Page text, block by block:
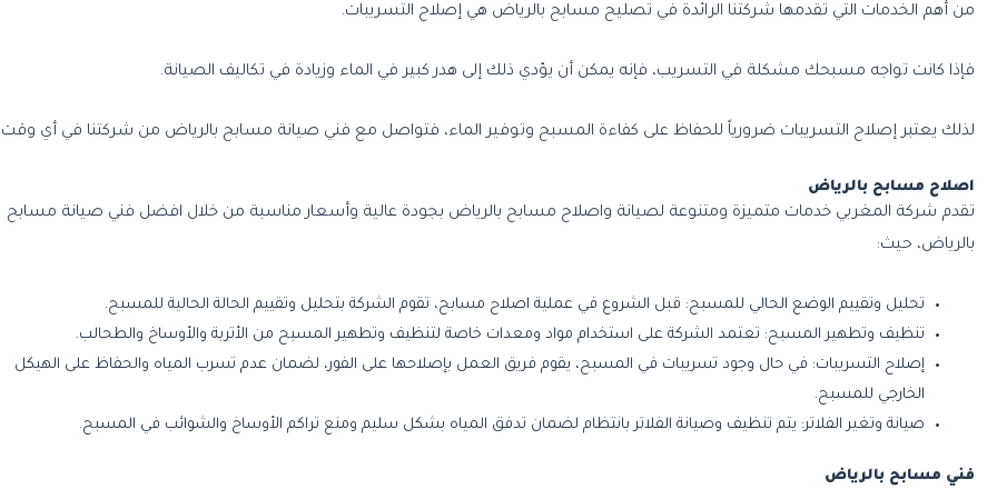
من أهم الخدمات التي تقدمها شركتنا الرائدة في تصليح مسابح بالرياض هي إصلاح التسريبات.
فإذا كانت تواجه مسبحك مشكلة في التسريب، فإنه يمكن أن يؤدي ذلك إلى هدر كبير في الماء وزيادة في تكاليف الصيانة.
لذلك يعتبر إصلاح التسريبات ضرورياً للحفاظ على كفاءة المسبح وتوفير الماء، فتواصل مع فني صيانة مسابح بالرياض من شركتنا في أي
اصلاح مسابح بالرياض
تقدم شركة المغربي خدمات متميزة ومتنوعة لصيانة واصلاح مسابح بالرياض بجودة عالية وأسعار مناسبة من خلال افضل فني صيانة مسابح
بالرياض، حيث:
تحليل وتقييم الوضع الحالي للمسبح: قبل الشروع في عملية اصلاح مسابح، تقوم الشركة بتحليل وتقييم الحالة الحالية للمسبح.
تنظيف وتطهير المسبح: تعتمد الشركة على استخدام مواد ومعدات خاصة لتنظيف وتطهير المسبح من الأتربة والأوساخ والطحالب.
إصلاح التسريبات: في حال وجود تسريبات في المسبح، يقوم فريق العمل بإصلاحها على الفور، لضمان عدم تسرب المياه والحفاظ على الهيكل
الخارجي للمسبح.
صيانة وتغير الفلاتر: يتم تنظيف وصيانة الفلاتر بانتظام لضمان تدفق المياه بشكل سليم ومنع تراكم الأوساخ والشوائب في المسبح.
فني مسابح بالرياض